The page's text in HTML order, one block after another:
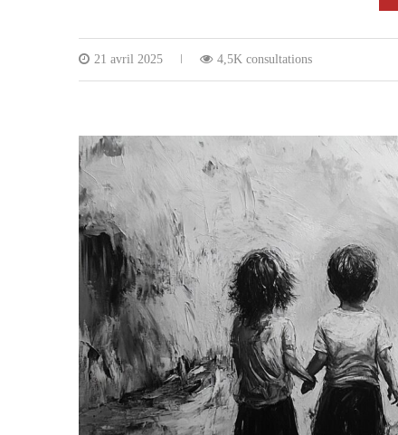
21 avril 2025 4,5K consultations